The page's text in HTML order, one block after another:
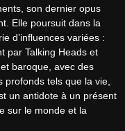
son dernier opus
Elle poursuit dans la
d’influences variées :
par Talking Heads et
baroque, avec des
tels que la vie,
un antidote à un présent
sur le monde et la